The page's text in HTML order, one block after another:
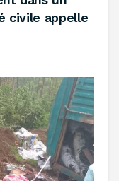
civile appelle